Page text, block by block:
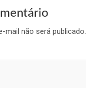
mail não será publicado.